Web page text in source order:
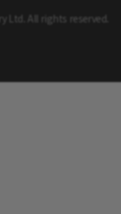
Ltd. All rights reserved.